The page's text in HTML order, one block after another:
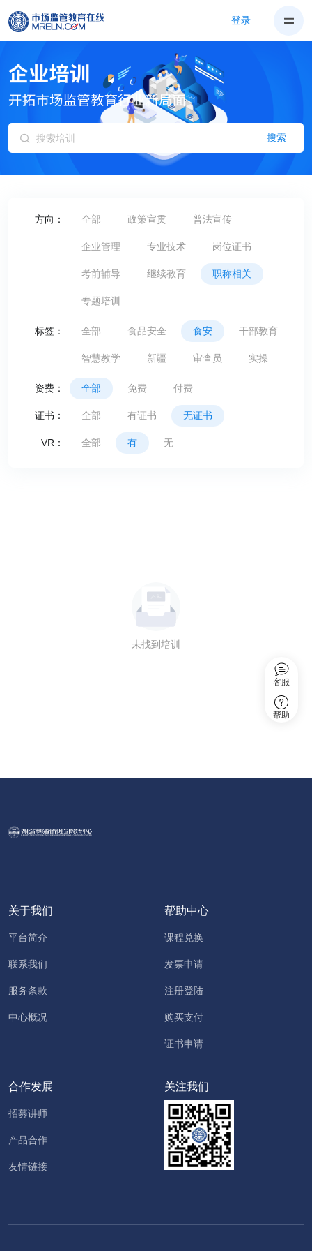
登录
客服
帮助
搜索
方向： 全部 政策宣贯 普法宣传
企业管理 专业技术 岗位证书
考前辅导 继续教育 职称相关
专题培训
标签： 全部 食品安全 食安 干部教育
智慧教学 新疆 审查员 实操
资费： 全部 免费 付费
证书： 全部 有证书 无证书
VR： 全部 有 无
未找到培训
关于我们
平台简介
联系我们
服务条款
中心概况
帮助中心
课程兑换
发票申请
注册登陆
购买支付
证书申请
合作发展
招募讲师
产品合作
友情链接
关注我们